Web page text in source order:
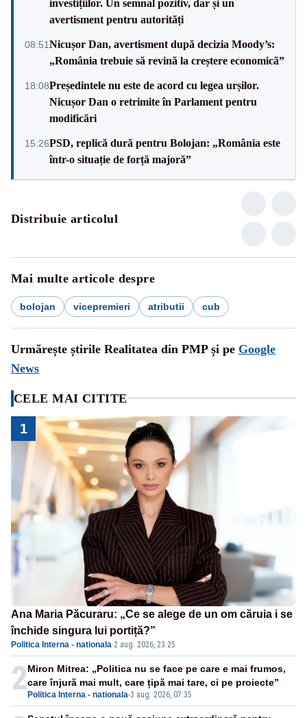
investițiilor. Un semnal pozitiv, dar și un
avertisment pentru autorități
08:51Nicușor Dan, avertisment după decizia Moody’s:
„România trebuie să revină la creștere economică”
18:08Președintele nu este de acord cu legea urșilor.
Nicușor Dan o retrimite în Parlament pentru
modificări
15:26PSD, replică dură pentru Bolojan: „România este
într-o situație de forță majoră”
Distribuie articolul
Mai multe articole despre
bolojan vicepremieri atributii cub
Urmărește știrile Realitatea din PMP și pe Google
News
CELE MAI CITITE
1
Ana Maria Păcuraru: „Ce se alege de un om căruia i se
închide singura lui portiță?”
Politica Interna - nationala·2 aug. 2026, 23:25
2 Politica Interna - nationala-3 aug. 2026, 07:35
Miron Mitrea: „Politica nu se face pe care e mai frumos,
care înjură mai mult, care țipă mai tare, ci pe proiecte”